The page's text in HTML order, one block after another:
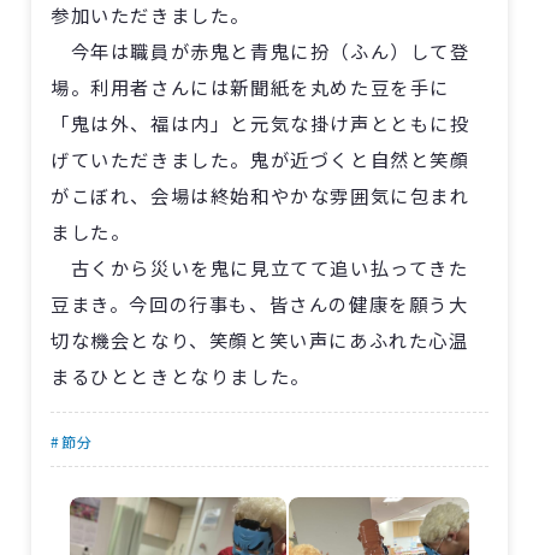
参加いただきました。
今年は職員が赤鬼と青鬼に扮（ふん）して登
場。利用者さんには新聞紙を丸めた豆を手に
「鬼は外、福は内」と元気な掛け声とともに投
げていただきました。鬼が近づくと自然と笑顔
がこぼれ、会場は終始和やかな雰囲気に包まれ
ました。
古くから災いを鬼に見立てて追い払ってきた
豆まき。今回の行事も、皆さんの健康を願う大
切な機会となり、笑顔と笑い声にあふれた心温
まるひとときとなりました。
#節分